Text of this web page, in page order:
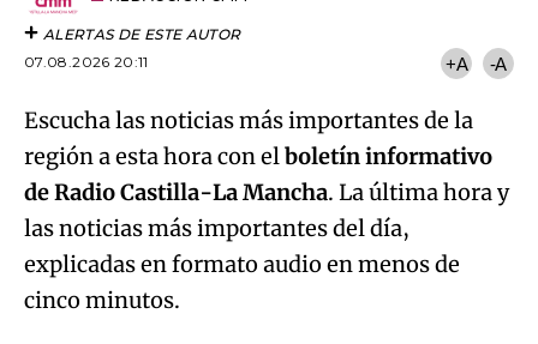
ALERTAS DE ESTE AUTOR
07.08.2026 20:11
+A -A
Escucha las noticias más importantes de la
región a esta hora con elboletín informativo
de Radio Castilla-La Mancha. La última hora y
las noticias más importantes del día,
explicadas en formato audio en menos de
cinco minutos.